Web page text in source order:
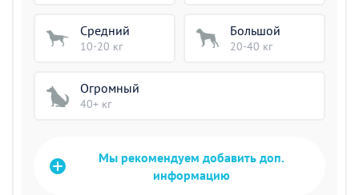
Средний
10-20 кг
Большой
20-40 кг
Огромный
40+ кг
Мы рекомендуем добавить доп.
информацию